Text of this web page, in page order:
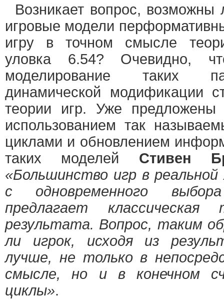
Возникает вопрос, возможны
игровые модели
игру в точном смысле
уловка 6.54? Очевидно,
моделирование таких
динамической модификации
теории игр. Уже
использованием так
циклами и обновлением
таких моделей Стивен
«Большинство игр в
с одновременного
предлагает
результата. Вопрос, таким
ли игрок, исходя из
лучше, не только в
смысле, но и в конечном
циклы».